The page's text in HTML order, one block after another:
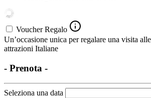
Voucher Regalo
Un’occasione unica per regalare una visita
attrazioni Italiane
- Prenota -
Seleziona una data